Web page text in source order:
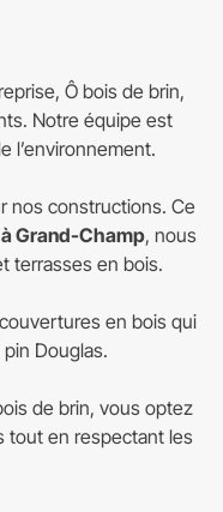
Ô bois de brin,
Notre équipe est
l’environnement.
nos constructions. Ce
Grand-Champ, nous
terrasses en bois.
en bois qui
Douglas.
de brin, vous optez
tout en respectant les